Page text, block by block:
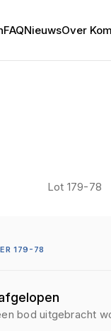
FAQNieuwsOver
Lot 179-78
179-78
bod uitgebracht